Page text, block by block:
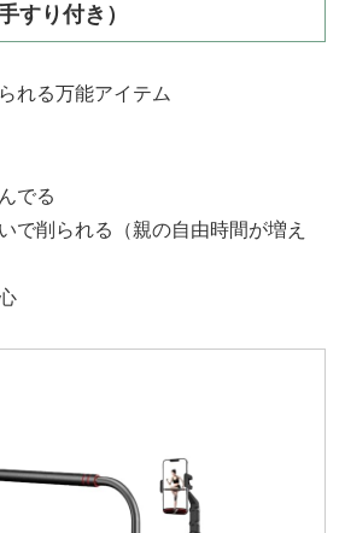
すり付き）
れる万能アイテム
でる
で削られる（親の自由時間が増え